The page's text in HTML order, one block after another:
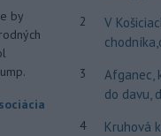
by
2
V
3
Afganec,
do davu,
4
Kruhová